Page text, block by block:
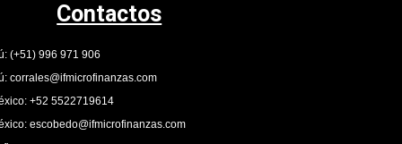
Contactos
(+51) 996 971 906
corrales@ifmicrofinanzas.com
+52 5522719614
escobedo@ifmicrofinanzas.com